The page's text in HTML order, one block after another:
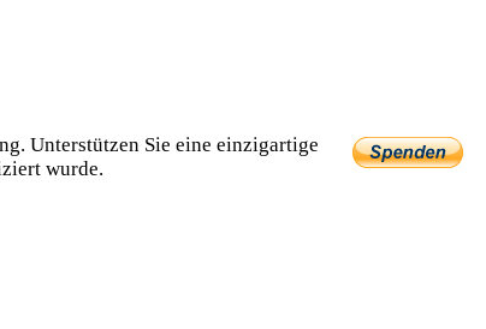
Unterstützen Sie eine einzig­artige
wurde.